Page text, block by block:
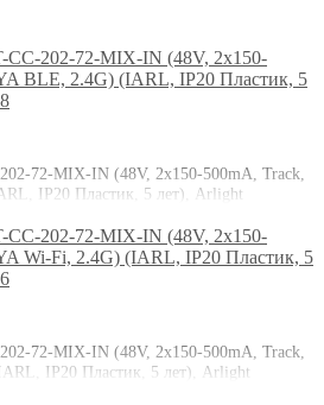
72-MIX-IN (48V, 2x150-500mA, Track,
IP20 Пластик, 5 лет), Arlight
72-MIX-IN (48V, 2x150-500mA, Track,
IP20 Пластик, 5 лет), Arlight